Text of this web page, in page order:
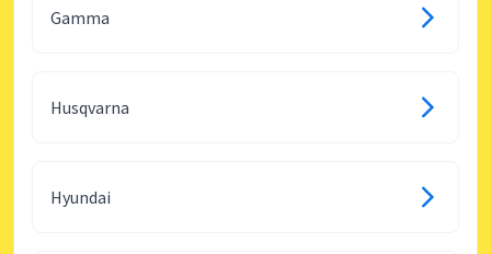
Gamma
Husqvarna
Hyundai